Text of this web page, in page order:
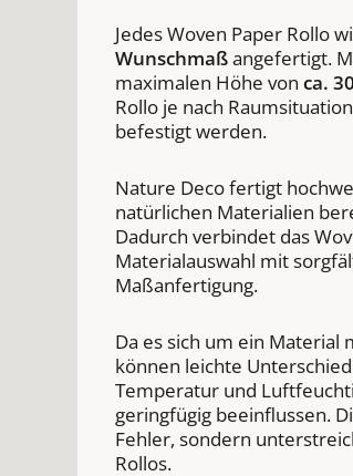
Jedes Woven Paper Rollo
Wunschmaßangefertigt.
maximalen Höhe von ca.
Rollo je nach
befestigt werden.
Nature Deco fertigt
natürlichen Materialien
Dadurch verbindet das
Materialauswahl mit
Maßanfertigung.
Da es sich um ein
können leichte
Temperatur und
geringfügig beeinflussen.
Fehler, sondern
Rollos.